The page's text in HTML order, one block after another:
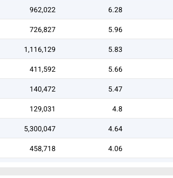
6.28
962,022
5.96
726,827
5.83
1,116,129
5.66
411,592
5.47
140,472
4.8
129,031
4.64
5,300,047
4.06
458,718